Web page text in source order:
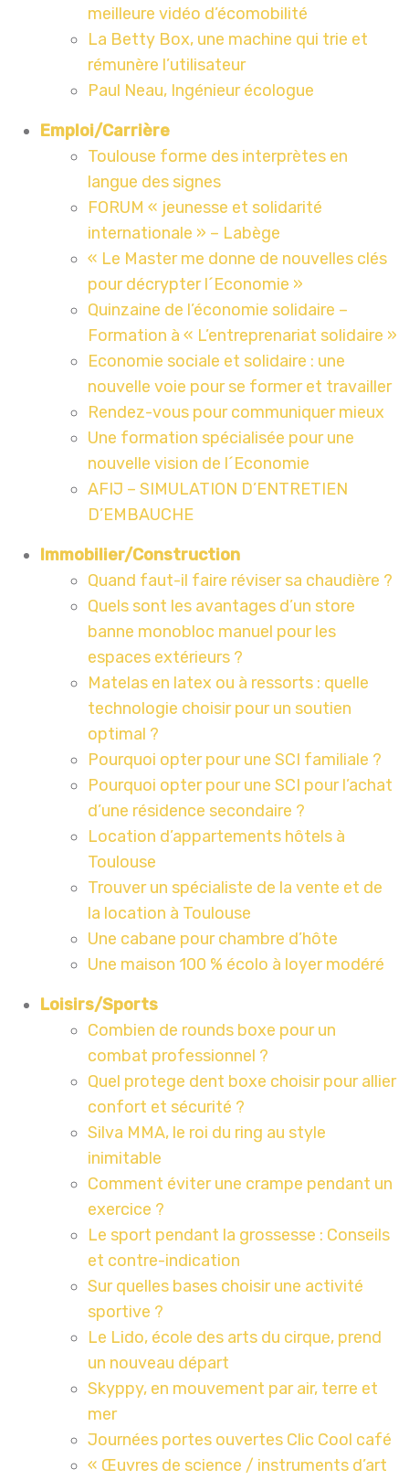
meilleure vidéo d’écomobilité
La Betty Box, une machine qui trie et
rémunère l’utilisateur
Paul Neau, Ingénieur écologue
Emploi/Carrière
Toulouse forme des interprètes en
langue des signes
FORUM « jeunesse et solidarité
internationale » – Labège
« Le Master me donne de nouvelles clés
pour décrypter l´Economie »
Quinzaine de l’économie solidaire –
Formation à « L’entreprenariat solidaire »
Economie sociale et solidaire : une
nouvelle voie pour se former et travailler
Rendez-vous pour communiquer mieux
Une formation spécialisée pour une
nouvelle vision de l´Economie
AFIJ – SIMULATION D’ENTRETIEN
D’EMBAUCHE
Immobilier/Construction
Quand faut-il faire réviser sa chaudière ?
Quels sont les avantages d’un store
banne monobloc manuel pour les
espaces extérieurs ?
Matelas en latex ou à ressorts : quelle
technologie choisir pour un soutien
optimal ?
Pourquoi opter pour une SCI familiale ?
Pourquoi opter pour une SCI pour l’achat
d’une résidence secondaire ?
Location d’appartements hôtels à
Toulouse
Trouver un spécialiste de la vente et de
la location à Toulouse
Une cabane pour chambre d’hôte
Une maison 100 % écolo à loyer modéré
Loisirs/Sports
Combien de rounds boxe pour un
combat professionnel ?
Quel protege dent boxe choisir pour allier
confort et sécurité ?
Silva MMA, le roi du ring au style
inimitable
Comment éviter une crampe pendant un
exercice ?
Le sport pendant la grossesse : Conseils
et contre-indication
Sur quelles bases choisir une activité
sportive ?
Le Lido, école des arts du cirque, prend
un nouveau départ
Skyppy, en mouvement par air, terre et
mer
Journées portes ouvertes Clic Cool café
« Œuvres de science / instruments d’art